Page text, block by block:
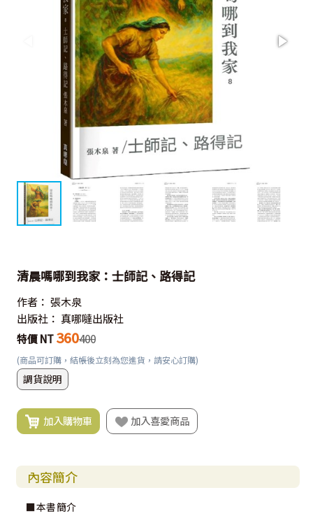
清晨嗎哪到我家：士師記、路得記
作者： 張木泉
出版社： 真哪噠出版社
特價 NT 360400
(商品可訂購，結帳後立刻為您進貨，請安心訂購)
調貨說明
加入購物車 加入喜愛商品
內容簡介
■本書簡介